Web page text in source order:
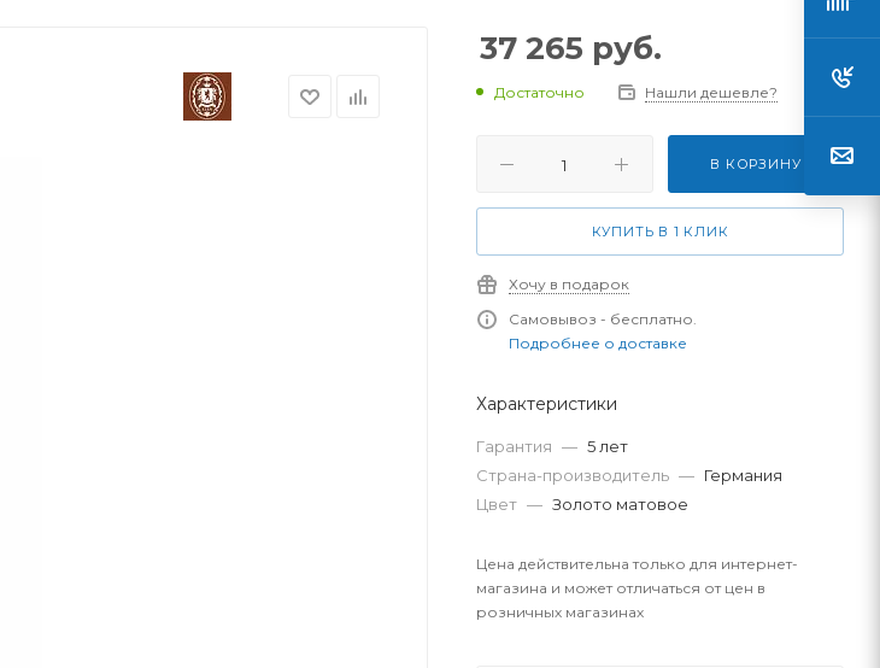
37 265 руб.
Достаточно Нашли дешевле?
В КОРЗИНУ
КУПИТЬ В 1 КЛИК
Хочу в подарок
Самовывоз - бесплатно.
Подробнее о доставке
Характеристики
Гарантия — 5 лет
Страна-производитель — Германия
Цвет — Золото матовое
Цена действительна только для интернет-
магазина и может отличаться от цен в
розничных магазинах